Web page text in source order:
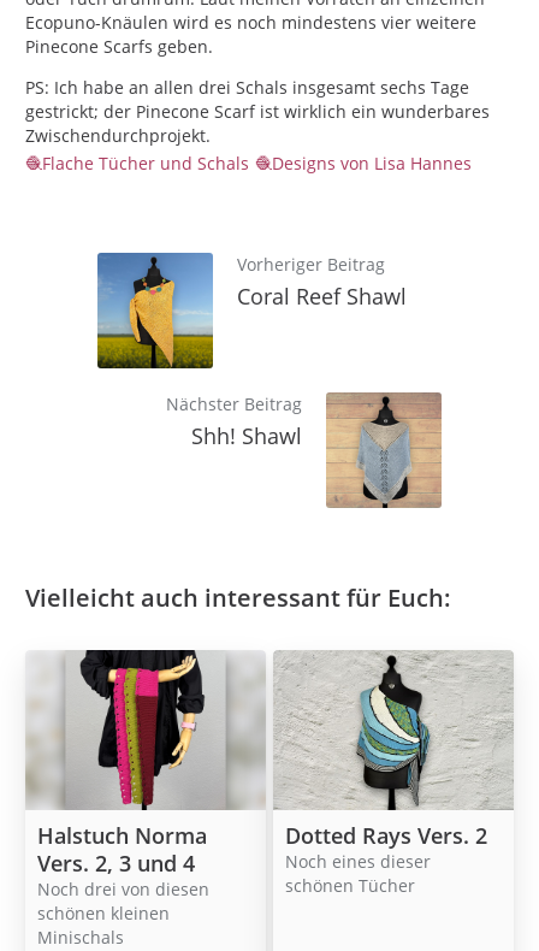
Ecopuno-Knäulen wird es noch mindestens vier weitere
Pinecone Scarfs geben.
PS: Ich habe an allen drei Schals insgesamt sechs Tage
gestrickt; der Pinecone Scarf ist wirklich ein wunderbares
Zwischendurchprojekt.
Flache Tücher und Schals
Designs von Lisa Hannes
Vorheriger Beitrag
Coral Reef Shawl
Nächster Beitrag
Shh! Shawl
Vielleicht auch interessant für Euch:
Halstuch Norma
Vers. 2, 3 und 4
Noch drei von diesen
schönen kleinen
Minischals
Dotted Rays Vers. 2
Noch eines dieser
schönen Tücher